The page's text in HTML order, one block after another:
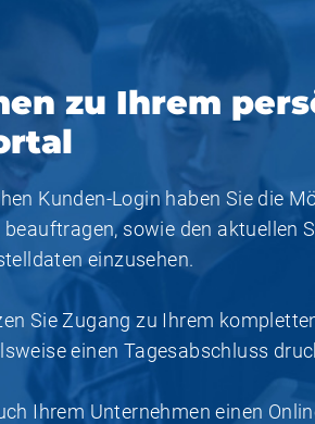
zu Ihrem
Kunden-Login haben Sie die
sowie den aktuellen
einzusehen.
Sie Zugang zu Ihrem
einen Tagesabschluss
Ihrem Unternehmen einen